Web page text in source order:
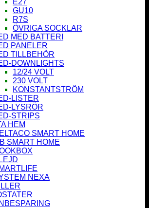
E27
GU10
R7S
ÖVRIGA SOCKLAR
MED BATTERI
PANELER
TILLBEHÖR
DOWNLIGHTS
12/24 VOLT
230 VOLT
KONSTANTSTRÖM
LISTER
LYSRÖR
STRIPS
HEM
SMART HOME
SMART HOME
NEXA